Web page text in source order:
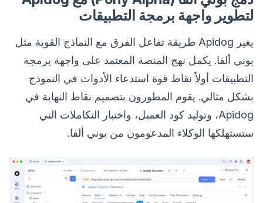
لتطوير واجهة برمجة التطبيقات
يغير Apidog طريقة تفاعل الفرق مع النماذج القوية مثل
بوني ألفا. يكمل نهج المنصة المعتمد على واجهة برمجة
التطبيقات أولاً نقاط قوة استدعاء الأدوات في النموذج
بشكل مثالي. يقوم المطورون بتصميم نقاط النهاية في
Apidog، وتوليد كود العميل، واختبار التكاملات التي
ستستهلكها الوكلاء المدعومون من بوني ألفا.